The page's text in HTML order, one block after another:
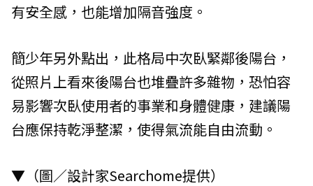
有安全感，也能增加隔音強度。
簡少年另外點出，此格局中次臥緊鄰後陽台，
從照片上看來後陽台也堆疊許多雜物，恐怕容
易影響次臥使用者的事業和身體健康，建議陽
台應保持乾淨整潔，使得氣流能自由流動。
▼（圖／設計家Searchome提供）